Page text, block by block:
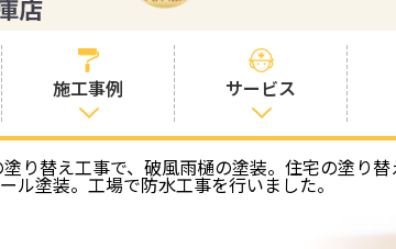
施工事例
すべての事例
サービス
塗装プランと価
格
社
り替え工事で、破風雨樋の塗装。住宅の塗り
ル塗装。工場で防水工事を行いました。